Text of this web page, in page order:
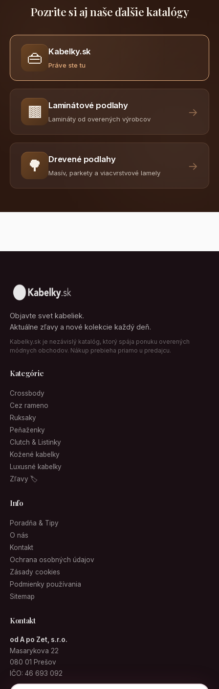
Pozrite si aj naše ďalšie katalógy
👜 Kabelky.sk
Práve ste tu
🟫 Laminátové podlahy
Lamináty od overených výrobcov
→
🌳 Drevené podlahy
Masív, parkety a viacvrstvové lamely
→
Objavte svet kabeliek.
Aktuálne zľavy a nové kolekcie každý deň.
Kabelky.sk je nezávislý katalóg, ktorý spája ponuku overených
módnych obchodov. Nákup prebieha priamo u predajcu.
Kategórie
Crossbody
Cez rameno
Ruksaky
Peňaženky
Clutch & Listinky
Kožené kabelky
Luxusné kabelky
Zľavy 🏷
Info
Poradňa & Tipy
O nás
Kontakt
Ochrana osobných údajov
Zásady cookies
Podmienky používania
Sitemap
Kontakt
od A po Zet, s.r.o.
Masarykova 22
080 01 Prešov
IČO: 46 693 092